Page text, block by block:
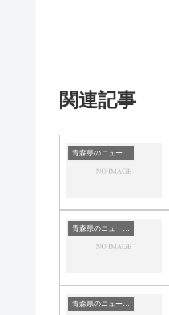
関連記事
青森県のニュース一覧
青森県のニュース一覧
青森県のニュース一覧